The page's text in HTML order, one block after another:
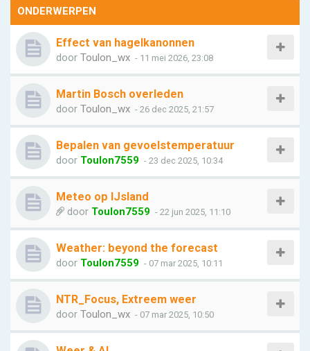
ONDERWERPEN
Effect van hagelkanonnen
door Toulon_wx - 11 mei 2026, 23:08
Martin Bosch overleden
door Toulon_wx - 26 dec 2025, 21:57
Bepalen van gevoelstemperatuur
door Toulon7559 - 23 dec 2025, 10:34
Meteo op IJsland
door Toulon7559 - 22 jun 2025, 11:10
Weather: beyond the forecast
door Toulon7559 - 07 mar 2025, 10:11
NTR_Focus, Extreem weer
door Toulon_wx - 07 mar 2025, 10:50